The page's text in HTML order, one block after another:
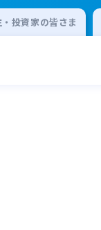
投資家の皆さま